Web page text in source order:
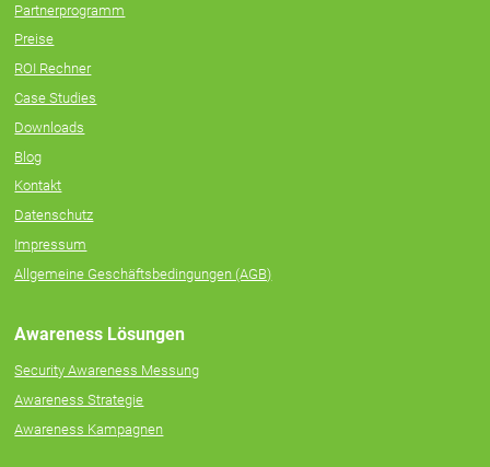
Partnerprogramm
Preise
ROI Rechner
Case Studies
Downloads
Blog
Kontakt
Datenschutz
Impressum
Allgemeine Geschäftsbedingungen (AGB)
Awareness Lösungen
Security Awareness Messung
Awareness Strategie
Awareness Kampagnen